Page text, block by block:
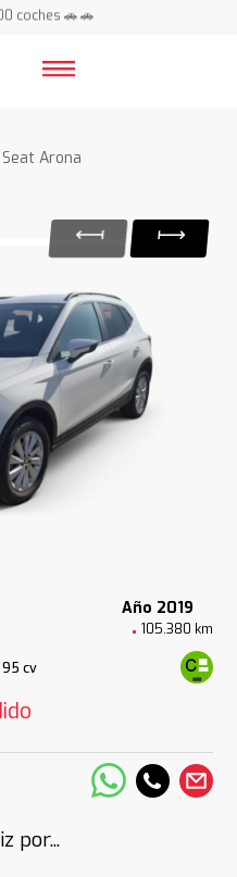
coches 🚗 🚗
Arona
Año 2019
105.380 km
95 cv
por...